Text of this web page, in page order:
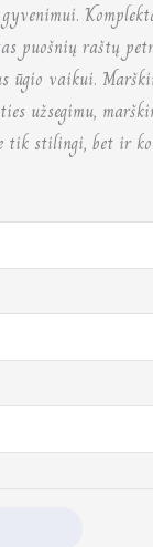
puošnių raštų
ūgio vaikui.
užsegimu,
tik stilingi, bet ir